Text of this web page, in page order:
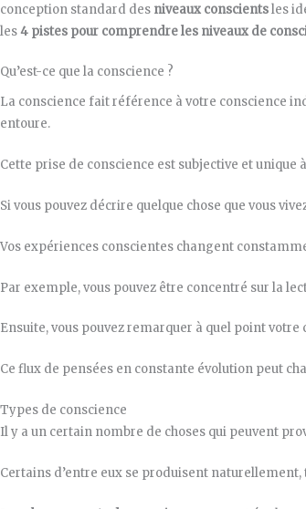
conception standard des niveaux conscientsles
les4 pistes pour comprendre les niveaux de
Qu’est-ce que la conscience ?
La conscience fait référence à votre conscience
entoure.
Cette prise de conscience est subjective et unique
Si vous pouvez décrire quelque chose que vous
Vos expériences conscientes changent
Par exemple, vous pouvez être concentré sur la
Ensuite, vous pouvez remarquer à quel point
Ce flux de pensées en constante évolution peut
Types de conscience
Il y a un certain nombre de choses qui peuvent
Certains d’entre eux se produisent